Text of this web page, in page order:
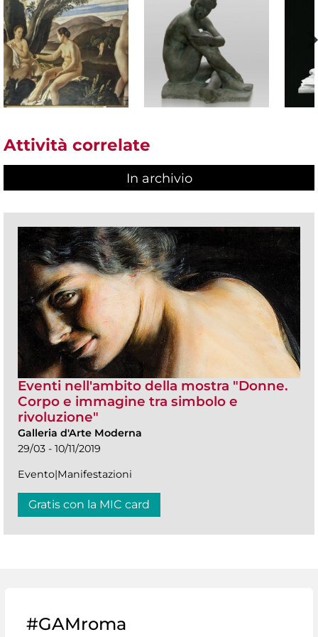
Attività correlate
In archivio
Eventi nell'ambito della mostra "Donne.
Corpo e immagine tra simbolo e
rivoluzione"
Galleria d'Arte Moderna
29/03 - 10/11/2019
Evento|Manifestazioni
Gratis con la MIC card
#GAMroma